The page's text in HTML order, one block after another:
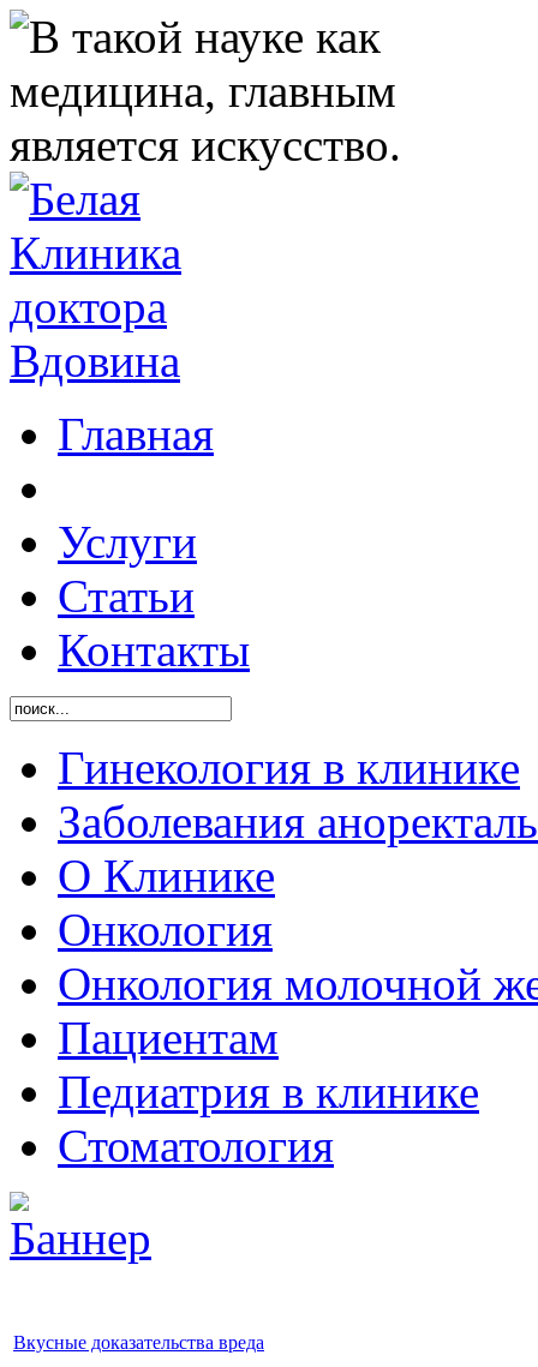
Главная
Услуги
Статьи
Контакты
Гинекология в клинике
Заболевания
O Клинике
Онкология
Онкология молочной
Пациентам
Педиатрия в клинике
Стоматология
Вкусные доказательства вреда